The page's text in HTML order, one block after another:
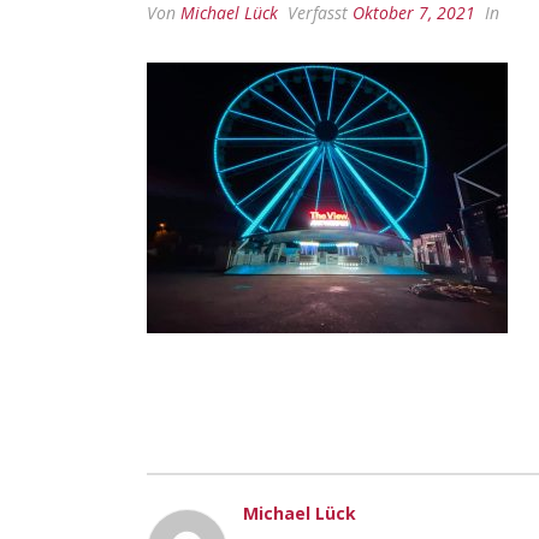
Von Michael Lück Verfasst Oktober 7, 2021 In
Michael Lück